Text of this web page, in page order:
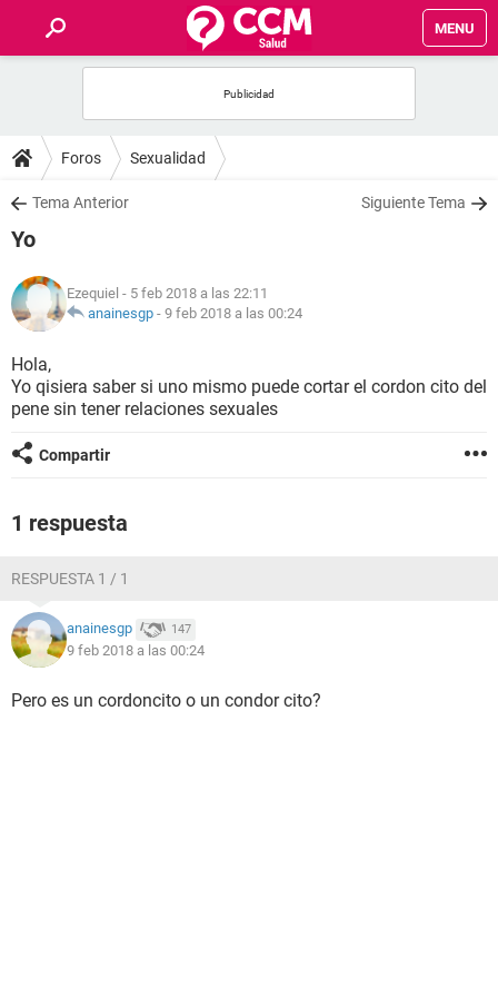
MENU
FOROS
SALUD
NUTRICIÓN
BIENESTAR
Foros Sexualidad
Tema Anterior Siguiente Tema
Yo
Ezequiel - 5 feb 2018 a las 22:11
anainesgp - 9 feb 2018 a las 00:24
Hola,
Yo qisiera saber si uno mismo puede cortar el cordon cito del
pene sin tener relaciones sexuales
Compartir
1 respuesta
RESPUESTA 1 / 1
anainesgp 147
9 feb 2018 a las 00:24
Pero es un cordoncito o un condor cito?